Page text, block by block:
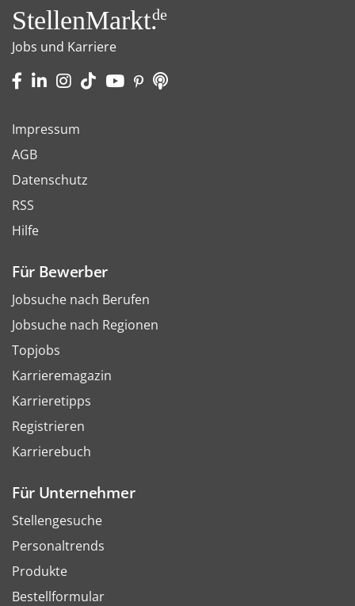
StellenMarkt.de
Jobs und Karriere
Impressum
AGB
Datenschutz
RSS
Hilfe
Für Bewerber
Jobsuche nach Berufen
Jobsuche nach Regionen
Topjobs
Karrieremagazin
Karrieretipps
Registrieren
Karrierebuch
Für Unternehmer
Stellengesuche
Personaltrends
Produkte
Bestellformular